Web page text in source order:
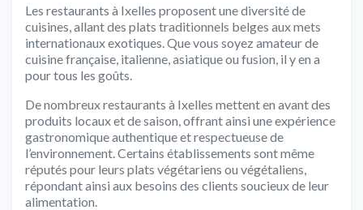
Les restaurants à Ixelles proposent une diversité de
cuisines, allant des plats traditionnels belges aux mets
internationaux exotiques. Que vous soyez amateur de
cuisine française, italienne, asiatique ou fusion, il y en a
pour tous les goûts.
De nombreux restaurants à Ixelles mettent en avant des
produits locaux et de saison, offrant ainsi une expérience
gastronomique authentique et respectueuse de
l’environnement. Certains établissements sont même
réputés pour leurs plats végétariens ou végétaliens,
répondant ainsi aux besoins des clients soucieux de leur
alimentation.